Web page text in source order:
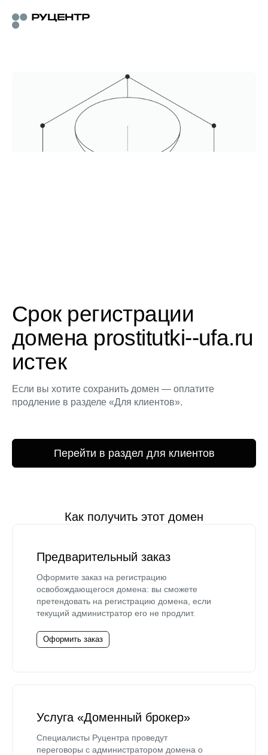
Срок регистрации
домена prostitutki--ufa.ru
истек
Если вы хотите сохранить домен — оплатите
продление в разделе «Для клиентов».
Перейти в раздел для клиентов
Как получить этот домен
Предварительный заказ
Оформите заказ на регистрацию
освобождающегося домена: вы сможете
претендовать на регистрацию домена, если
текущий администратор его не продлит.
Оформить заказ
Услуга «Доменный брокер»
Специалисты Руцентра проведут
переговоры с администратором домена о